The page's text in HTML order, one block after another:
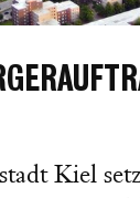
Kiel